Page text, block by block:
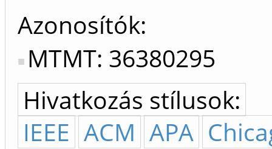
Azonosítók
MTMT: 36380295
Hivatkozás stílusok:
IEEE ACM APA